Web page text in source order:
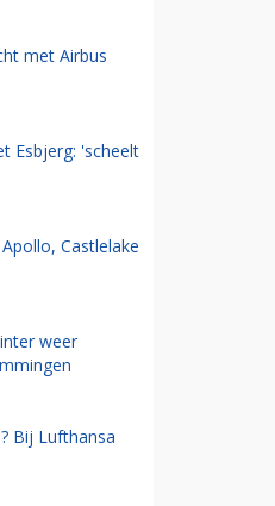
met Airbus
Esbjerg: 'scheelt
Castlelake
weer
Bij Lufthansa